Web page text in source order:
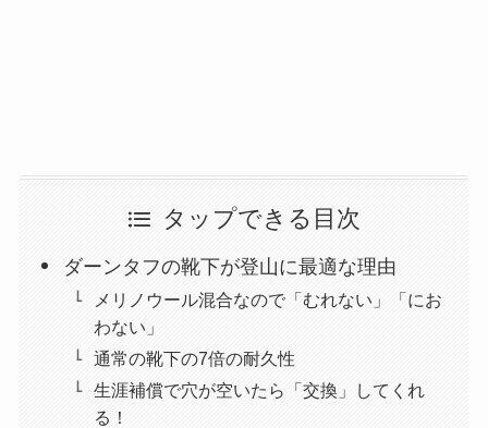
タップできる目次
ダーンタフの靴下が登山に最適な理由
メリノウール混合なので「むれない」「にお
わない」
通常の靴下の7倍の耐久性
生涯補償で穴が空いたら「交換」してくれ
る！